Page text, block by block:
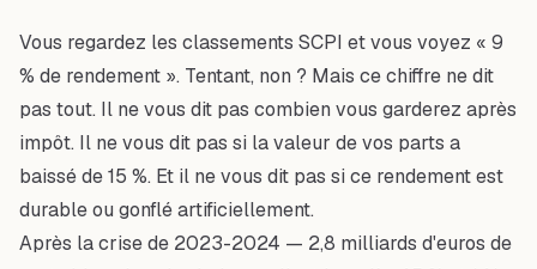
Vous regardez les classements SCPI et vous voyez « 9
% de rendement ». Tentant, non ? Mais ce chiffre ne dit
pas tout. Il ne vous dit pas combien vous garderez après
impôt. Il ne vous dit pas si la valeur de vos parts a
baissé de 15 %. Et il ne vous dit pas si ce rendement est
durable ou gonflé artificiellement.
Après la crise de 2023-2024 — 2,8 milliards d'euros de